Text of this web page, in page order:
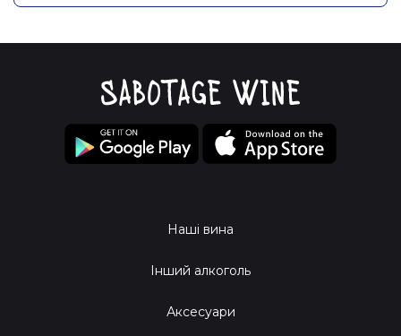
Наші вина
Інший алкоголь
Аксесуари